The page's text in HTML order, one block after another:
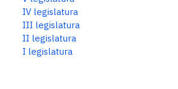
IV legislatura
III legislatura
II legislatura
I legislatura